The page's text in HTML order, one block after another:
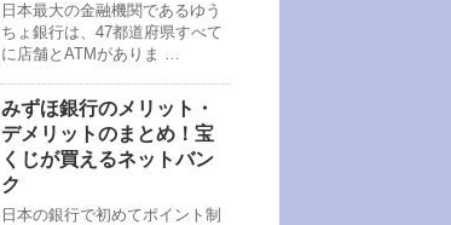
日本最大の金融機関であるゆう
ちょ銀行は、47都道府県すべて
に店舗とATMがありま …
みずほ銀行のメリット・
デメリットのまとめ！宝
くじが買えるネットバン
ク
日本の銀行で初めてポイント制